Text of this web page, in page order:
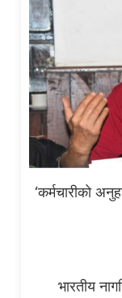
‘कर्मचारीको
भारतीय